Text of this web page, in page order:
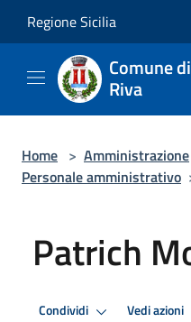
Regione Sicilia
Comune
Riva
Home > Amministrazione
Personale amministrativo
Patrich
Condividi Vedi azioni